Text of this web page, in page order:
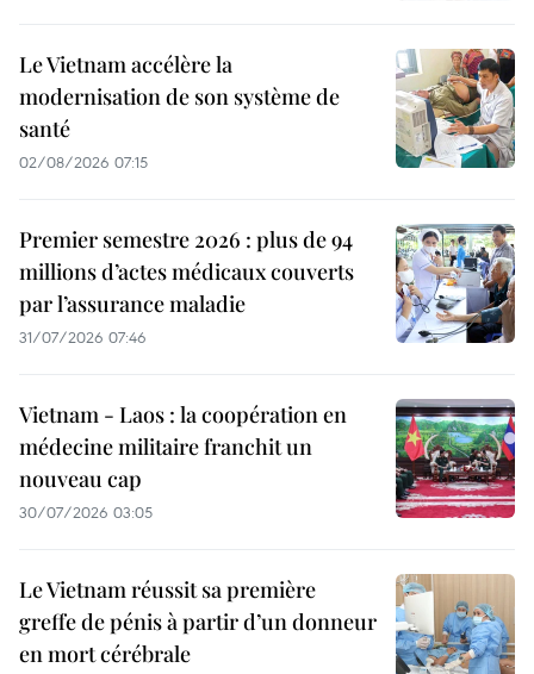
Le Vietnam accélère la
modernisation de son système de
santé
02/08/2026 07:15
Premier semestre 2026 : plus de 94
millions d’actes médicaux couverts
par l’assurance maladie
31/07/2026 07:46
Vietnam - Laos : la coopération en
médecine militaire franchit un
nouveau cap
30/07/2026 03:05
Le Vietnam réussit sa première
greffe de pénis à partir d’un donneur
en mort cérébrale